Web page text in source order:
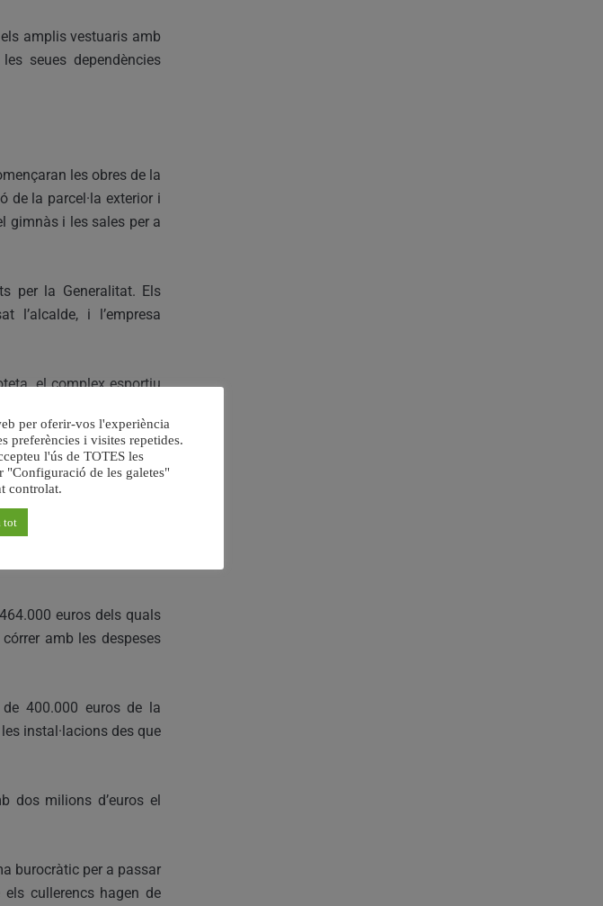
amplis vestuaris amb
seues dependències
les obres de la
de la parcel·la exterior i
gimnàs i les sales per a
per la Generalitat. Els
l’alcalde, i l’empresa
el complex esportiu
d’altres esports,
reactivar-les
euros dels quals
amb les despeses
400.000 euros de la
instal·lacions des que
dos milions d’euros el
burocràtic per a passar
cullerencs hagen de
per oferir-vos l'experiència
preferències i visites repetides.
l'ús de TOTES les
"Configuració de les galetes"
controlat.
tot